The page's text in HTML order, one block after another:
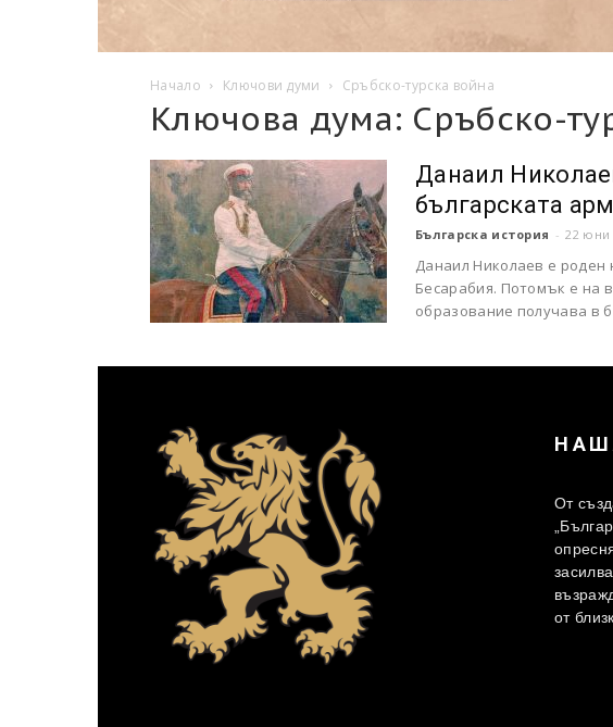
Начало Ключови думи Сръбско-турска война
Ключова дума: Сръбско-
Данаил
българската
Българска история - 22 юни
Данаил Николаев е роден
Бесарабия. Потомък е на
образование получава в
От
от